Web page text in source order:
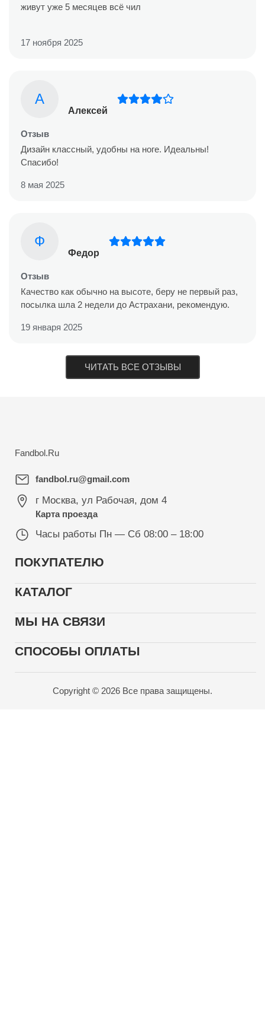
живут уже 5 месяцев всё чил
17 ноября 2025
А
Алексей
Отзыв
Дизайн классный, удобны на ноге. Идеальны!
Спасибо!
8 мая 2025
Ф
Федор
Отзыв
Качество как обычно на высоте, беру не первый раз,
посылка шла 2 недели до Астрахани, рекомендую.
19 января 2025
ЧИТАТЬ ВСЕ ОТЗЫВЫ
Fandbol.Ru
fandbol.ru@gmail.com
г Москва, ул Рабочая, дом 4
Карта проезда
Часы работы Пн — Сб 08:00 – 18:00
ПОКУПАТЕЛЮ
КАТАЛОГ
МЫ НА СВЯЗИ
СПОСОБЫ ОПЛАТЫ
Copyright © 2026 Все права защищены.